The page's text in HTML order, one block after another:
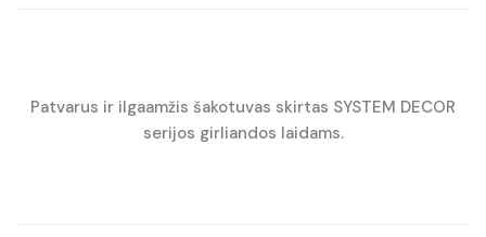
Patvarus ir ilgaamžis šakotuvas skirtas SYSTEM DECOR
serijos girliandos laidams.